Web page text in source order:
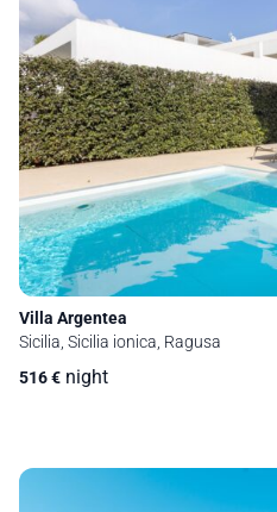
Villa Argentea
Sicilia, Sicilia ionica, Ragusa
516€ night